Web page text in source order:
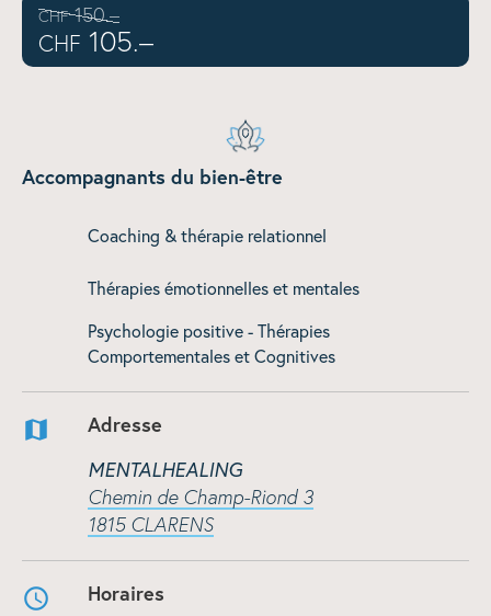
CHF150.–
CHF 105.–
Accompagnants du bien-être
Coaching & thérapie relationnel
Thérapies émotionnelles et mentales
Psychologie positive - Thérapies
Comportementales et Cognitives
Adresse
MENTALHEALING
Chemin de Champ-Riond 3
1815 CLARENS
Horaires